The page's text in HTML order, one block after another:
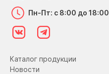
Каталог продукции
Новости
Пн-Пт: с 8:00 до 18:00